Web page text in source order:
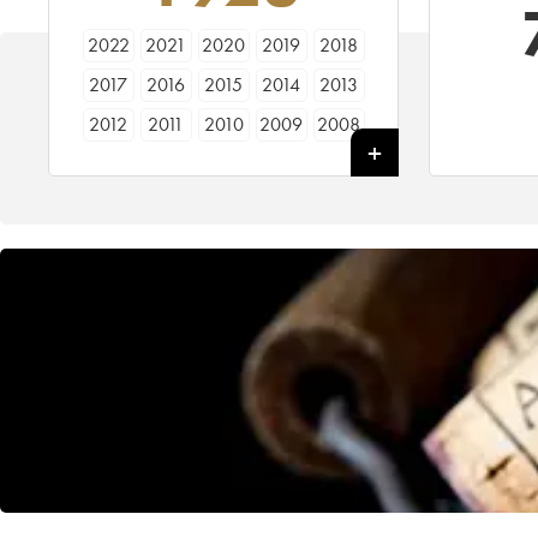
2022 2021 2020 2019
2018
2017
2016 2015 2014
2013
2012
2011 2010 2009
2008
1997
1996 1995 1994
1993
1989
1988
1984
1983
1980 1979
1978
1973
1969
1967
1962
1961
1960
1959 1958 1957
1956